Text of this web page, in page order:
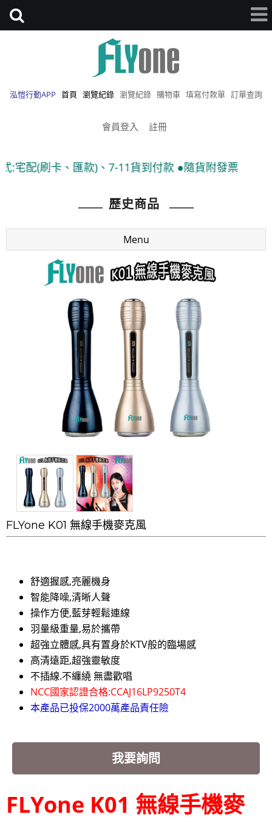
泓愷行動APP 首頁 瀏覽紀錄 瀏覽紀錄 購物車 填寫付款單 訂單查詢
會員登入 註冊
款)、7-11貨到付款 ●隨貨附發票
歷史商品
Menu
FLYone K01 無線手機麥克風
舒適握感,亮麗機身
智能降噪,清晰人聲
操作方便,藍芽輕鬆連線
羽量級重量,易於攜帶
超強立體感,具有置身於KTV般的臨場感
高清遠距,超強靈敏度
不插線.不纏繞 無盡歡唱
NCC國家認證合格:CCAJ16LP9250T4
本產品已投保2000萬產品責任險
我要詢問
FLYone K01 無線手機麥